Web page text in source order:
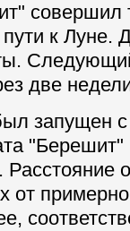
совершил
к Луне.
две
запущен
"Берешит"
Расстояние
от